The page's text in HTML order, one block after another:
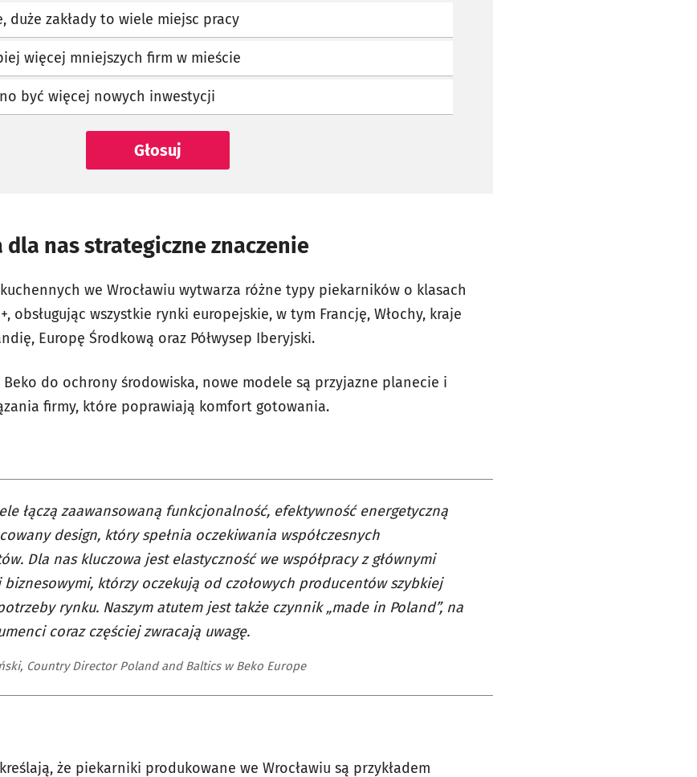
duże zakłady to wiele miejsc pracy
Niekoniecznie, lepiej więcej mniejszych firm w mieście
być więcej nowych inwestycji
Głosuj
dla nas strategiczne znaczenie
we Wrocławiu wytwarza różne typy piekarników o klasach
obsługując wszystkie rynki europejskie, w tym Francję, Włochy, kraje
Europę Środkową oraz Półwysep Iberyjski.
do ochrony środowiska, nowe modele są przyjazne planecie i
firmy, które poprawiają komfort gotowania.
łączą zaawansowaną funkcjonalność, efektywność energetyczną
design, który spełnia oczekiwania współczesnych
Dla nas kluczowa jest elastyczność we współpracy z głównymi
którzy oczekują od czołowych producentów szybkiej
rynku. Naszym atutem jest także czynnik „made in Poland”, na
coraz częściej zwracają uwagę.
Country Director Poland and Baltics w Beko Europe
że piekarniki produkowane we Wrocławiu są przykładem